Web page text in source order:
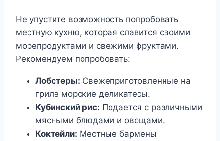
Не упустите возможность попробовать
местную кухню, которая славится своими
морепродуктами и свежими фруктами.
Рекомендуем попробовать:
Лобстеры: Свежеприготовленные на
гриле морские деликатесы.
Кубинский рис: Подается с различными
мясными блюдами и овощами.
Коктейли: Местные бармены